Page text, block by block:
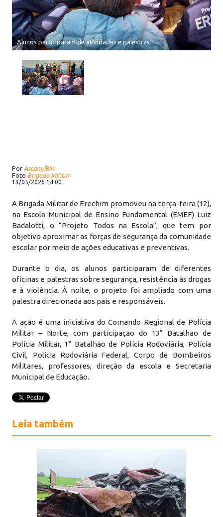
Alunos participaram de atividades e palestras
Por Ascom/BM
Foto Brigada Militar
13/05/2026 14:00
A Brigada Militar de Erechim promoveu na terça-feira (12),
na Escola Municipal de Ensino Fundamental (EMEF) Luiz
Badalotti, o “Projeto Todos na Escola”, que tem por
objetivo aproximar as forças de segurança da comunidade
escolar por meio de ações educativas e preventivas.
Durante o dia, os alunos participaram de diferentes
oficinas e palestras sobre segurança, resistência às drogas
e à violência. À noite, o projeto foi ampliado com uma
palestra direcionada aos pais e responsáveis.
A ação é uma iniciativa do Comando Regional de Polícia
Militar – Norte, com participação do 13° Batalhão de
Polícia Militar, 1° Batalhão de Polícia Rodoviária, Polícia
Civil, Polícia Rodoviária Federal, Corpo de Bombeiros
Militares, professores, direção da escola e Secretaria
Municipal de Educação.
Leia também